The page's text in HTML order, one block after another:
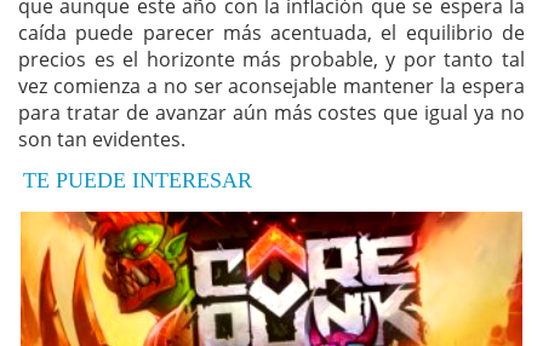
que aunque este año con la inflación que se espera la
caída puede parecer más acentuada, el equilibrio de
precios es el horizonte más probable, y por tanto tal
vez comienza a no ser aconsejable mantener la espera
para tratar de avanzar aún más costes que igual ya no
son tan evidentes.
TE PUEDE INTERESAR